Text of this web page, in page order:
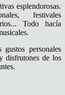
esplendorosas.
festivales
Todo hacía
personales
disfrutones de los